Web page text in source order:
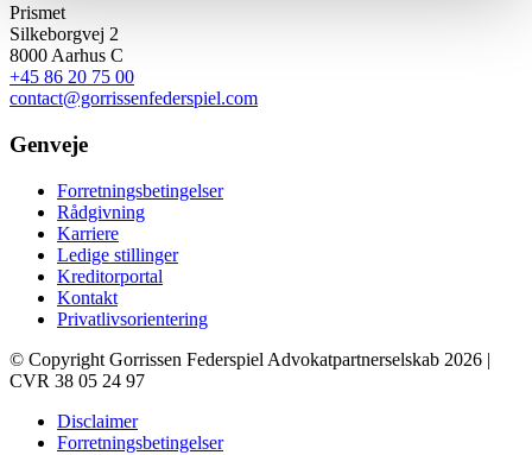
Prismet
Silkeborgvej 2
8000 Aarhus C
+45 86 20 75 00
contact@gorrissenfederspiel.com
Genveje
Forretningsbetingelser
Rådgivning
Karriere
Ledige stillinger
Kreditorportal
Kontakt
Privatlivsorientering
© Copyright Gorrissen Federspiel Advokatpartnerselskab 2026 |
CVR 38 05 24 97
Disclaimer
Forretningsbetingelser